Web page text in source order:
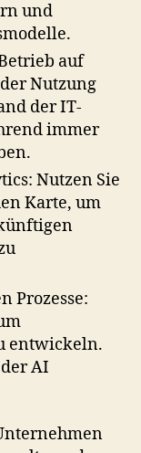
und
auf
Nutzung
der IT-
immer
Nutzen Sie
Karte, um
Prozesse:
entwickeln.
AI